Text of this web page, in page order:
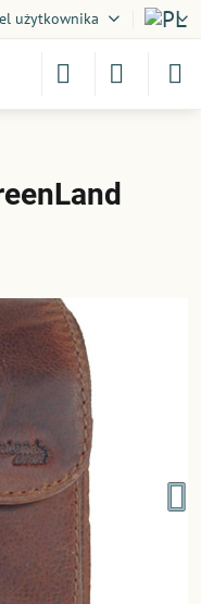
użytkownika